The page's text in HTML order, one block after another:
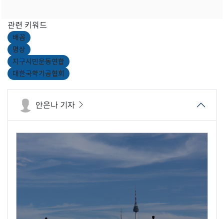
관련 키워드
배꼽
명상
지구시민운동연합
대한국학기공협회
안은나 기자